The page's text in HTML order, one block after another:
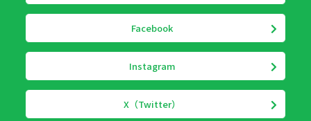
Facebook
Instagram
X（Twitter）